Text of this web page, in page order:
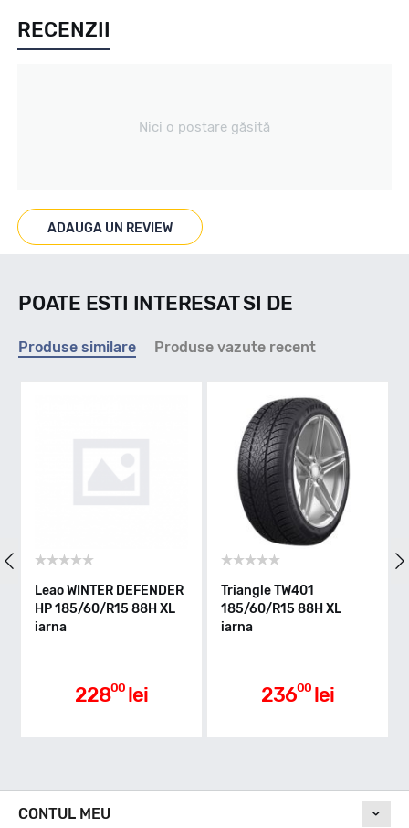
Iarna
Marcaje
Indice viteza
D
Aderenta pe carosabil ud
Nivel de zgomot
RECENZII
Nici o postare găsită
ADAUGA UN REVIEW
POATE ESTI INTERESAT SI DE
Produse similare Produse vazute recent
Leao WINTER DEFENDER
HP 185/60/R15 88H XL
iarna
22800 lei
Triangle TW401
185/60/R15 88H XL
iarna
23600 lei
CONTUL MEU